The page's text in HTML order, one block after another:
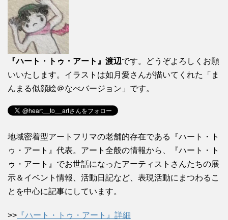
『ハート・トゥ・アート』渡辺です。どうぞよろしくお願
いいたします。イラストは如月愛さんが描いてくれた「ま
んまる似顔絵＠なべバージョン」です。
地域密着型アートフリマの老舗的存在である『ハート・ト
ゥ・アート』代表。アート全般の情報から、『ハート・ト
ゥ・アート』でお世話になったアーティストさんたちの展
示＆イベント情報、活動日記など、表現活動にまつわるこ
とを中心に記事にしています。
>> 『ハート・トゥ・アート』詳細